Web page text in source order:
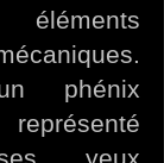
phénix